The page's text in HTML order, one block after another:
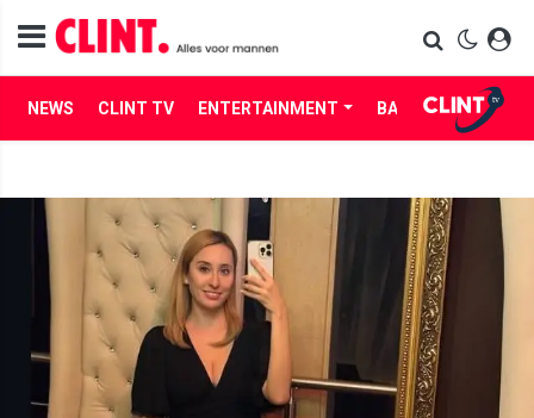
NEWS CLINT TV ENTERTAINMENT BABES LIFE